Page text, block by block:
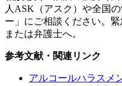
人ASK（アスク）や全国
ー」にご相談ください。
または弁護士へ。
参考文献・関連リンク
アルコールハラスメ